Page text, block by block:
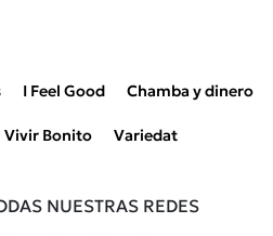
I Feel Good Chamba y dinero
Vivir Bonito Variedat
NUESTRAS REDES